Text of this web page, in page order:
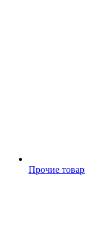
Прочие